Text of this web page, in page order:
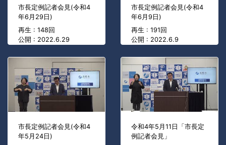
市長定例記者会見(令和4
年6月29日)
再生 : 148回
公開 : 2022.6.29
市長定例記者会見(令和4
年6月9日)
再生 : 191回
公開 : 2022.6.9
市長定例記者会見(令和4
年5月24日)
令和4年5月11日「市長定
例記者会見」